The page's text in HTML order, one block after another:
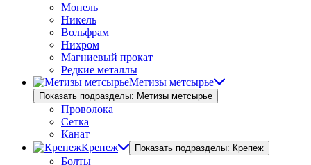
Монель
Никель
Вольфрам
Нихром
Магниевый прокат
Редкие металлы
Метизы метсырье
Показать подразделы: Метизы метсырье
Проволока
Сетка
Канат
Крепеж
Показать подразделы: Крепеж
Болты